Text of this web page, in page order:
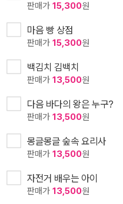
판매가 15,300원
마음 빵 상점
판매가 15,300원
백김치 김백치
판매가 13,500원
다음 바다의 왕은 누구?
판매가 13,500원
몽글몽글 숲속 요리사
판매가 13,500원
자전거 배우는 아이
판매가 13,500원